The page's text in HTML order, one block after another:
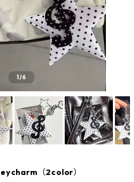
1/6
（2color）